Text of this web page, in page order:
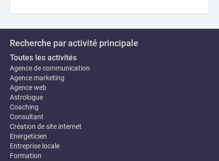
Recherche par activité principale
Toutes les activités
Agence de communication
Agence marketing
Agence web
Astrologue
Coaching
Consultant
Création de site internet
Energeticien
Entreprise locale
Formation